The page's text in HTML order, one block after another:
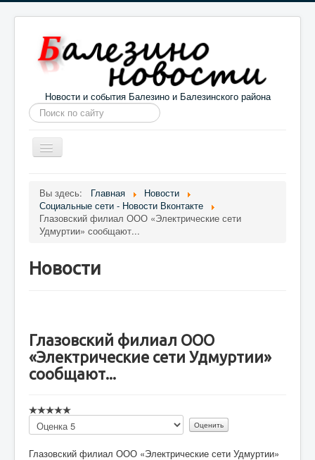
Новости и события Балезино и Балезинского района
Искать...
Toggle
Navigation
Информация Галерея О проекте
Вы здесь: Главная
Новости
Социальные сети - Новости Вконтакте
Глазовский филиал ООО «Электрические сети
Удмуртии» сообщают...
Новости
Глазовский филиал ООО
«Электрические сети Удмуртии»
сообщают...
Пожалуйста,
оцените
Глазовский филиал ООО «Электрические сети Удмуртии»